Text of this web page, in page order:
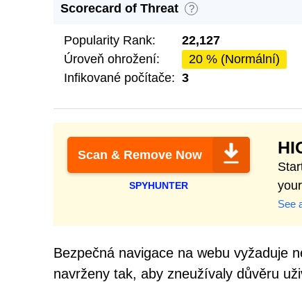
Scorecard of Threat ?
Popularity Rank:
22,127
Úroveň ohrožení:
20 % (Normální)
Infikované počítače: 3
Scan & Remove Now
SPYHUNTER
See
Bezpečná navigace na webu vyžaduje
navrženy tak, aby zneužívaly důvěru